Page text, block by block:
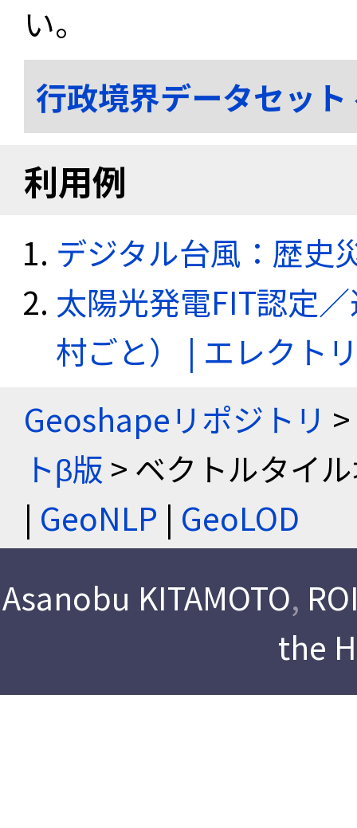
い。
行政境界データセッ
利用例
デジタル台風：歴史
太陽光発電FIT認定
村ごと） | エレクト
Geoshapeリポジトリ >
トβ版 > ベクトルタイ
| GeoNLP | GeoLOD
Asanobu KITAMOTO,
the